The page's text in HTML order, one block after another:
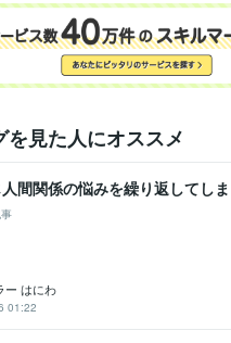
を見た人にオススメ
人間関係の悩みを繰り返してしま
ー はにわ
01:22